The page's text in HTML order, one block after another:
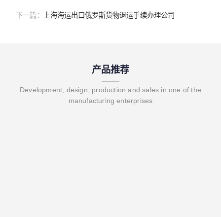
下一篇： 上海海运出口俄罗斯货物退运手续办理公司
产品推荐
Development, design, production and sales in one of the
manufacturing enterprises